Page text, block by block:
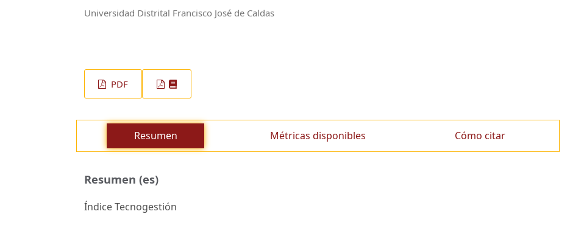
Universidad Distrital Francisco José de Caldas
PDF
Resumen Métricas disponibles Cómo citar
Resumen (es)
Índice Tecnogestión